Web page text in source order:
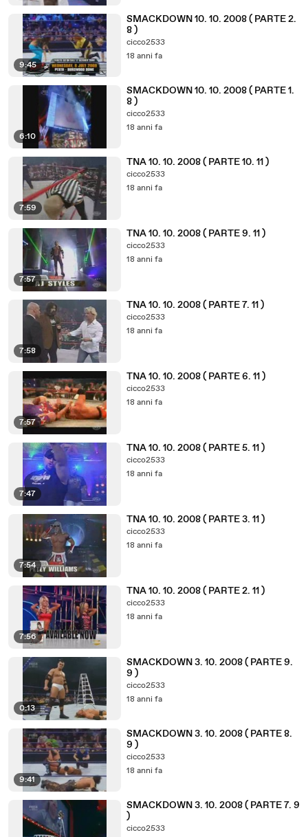
9:45
SMACKDOWN 10. 10. 2008 ( PARTE 2.
8 )
cicco2533
18 anni fa
6:10
SMACKDOWN 10. 10. 2008 ( PARTE 1.
8 )
cicco2533
18 anni fa
7:59
TNA 10. 10. 2008 ( PARTE 10. 11 )
cicco2533
18 anni fa
7:57
TNA 10. 10. 2008 ( PARTE 9. 11 )
cicco2533
18 anni fa
7:58
TNA 10. 10. 2008 ( PARTE 7. 11 )
cicco2533
18 anni fa
7:57
TNA 10. 10. 2008 ( PARTE 6. 11 )
cicco2533
18 anni fa
7:47
TNA 10. 10. 2008 ( PARTE 5. 11 )
cicco2533
18 anni fa
7:54
TNA 10. 10. 2008 ( PARTE 3. 11 )
cicco2533
18 anni fa
7:56
TNA 10. 10. 2008 ( PARTE 2. 11 )
cicco2533
18 anni fa
0:13
SMACKDOWN 3. 10. 2008 ( PARTE 9.
9 )
cicco2533
18 anni fa
9:41
SMACKDOWN 3. 10. 2008 ( PARTE 8.
9 )
cicco2533
18 anni fa
SMACKDOWN 3. 10. 2008 ( PARTE 7. 9
)
cicco2533